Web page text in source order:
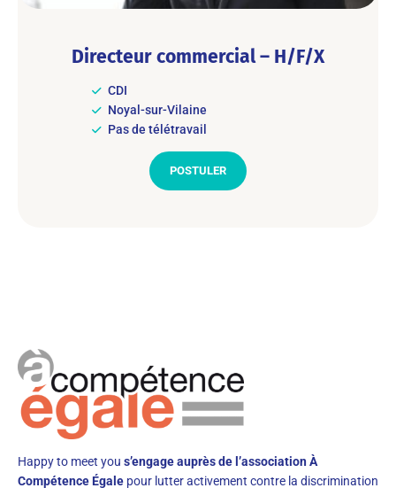
Directeur commercial – H/F/X
CDI
Noyal-sur-Vilaine
Pas de télétravail
POSTULER
Happy to meet you s’engage auprès de l’association À
Compétence Égale pour lutter activement contre la discrimination